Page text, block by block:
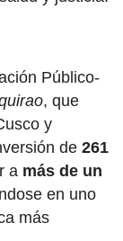
Público-
, que
y
de 261
a más de un
en uno
más